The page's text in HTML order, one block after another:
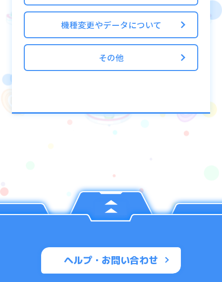
機種変更やデータについて
その他
ヘルプ・お問い合わせ